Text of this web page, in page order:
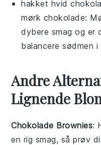
hakket hvid
mørk chokolade:
dybere smag og er
balancere sødmen
Andre
Lignende
Chokolade Brownies:
en rig smag, så prøv